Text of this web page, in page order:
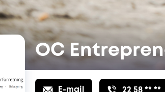
OC
E-mail 22 58 ** **